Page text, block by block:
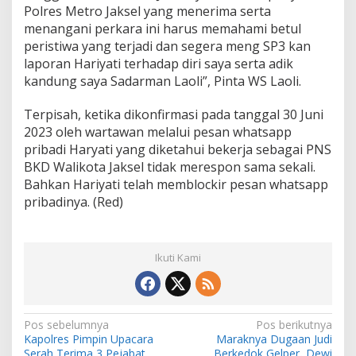
Polres Metro Jaksel yang menerima serta
menangani perkara ini harus memahami betul
peristiwa yang terjadi dan segera meng SP3 kan
laporan Hariyati terhadap diri saya serta adik
kandung saya Sadarman Laoli”, Pinta WS Laoli.
Terpisah, ketika dikonfirmasi pada tanggal 30 Juni
2023 oleh wartawan melalui pesan whatsapp
pribadi Haryati yang diketahui bekerja sebagai PNS
BKD Walikota Jaksel tidak merespon sama sekali.
Bahkan Hariyati telah memblockir pesan whatsapp
pribadinya. (Red)
Ikuti Kami
N
a
Pos sebelumnya
Kapolres Pimpin Upacara
Serah Terima 3 Pejabat
Pos berikutnya
Maraknya Dugaan Judi
Berkedok Gelper, Dewi